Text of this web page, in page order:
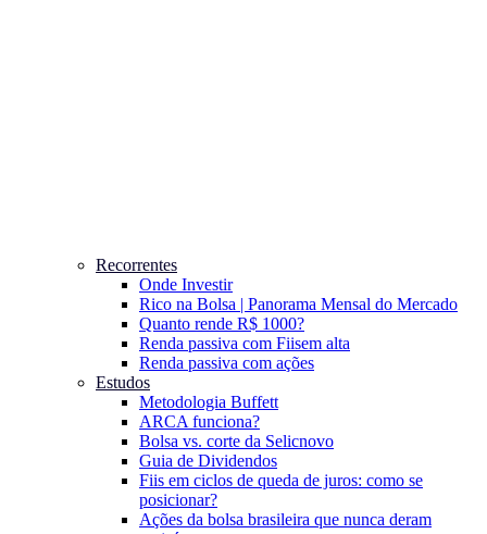
Recorrentes
Onde Investir
Rico na Bolsa | Panorama Mensal do Mercado
Quanto rende R$ 1000?
Renda passiva com Fiisem alta
Renda passiva com ações
Estudos
Metodologia Buffett
ARCA funciona?
Bolsa vs. corte da Selicnovo
Guia de Dividendos
Fiis em ciclos de queda de juros: como se
posicionar?
Ações da bolsa brasileira que nunca deram